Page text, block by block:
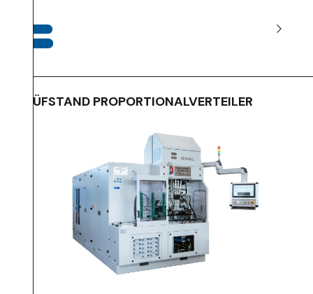
PRÜFSTAND PROPORTIONALVERTEILER